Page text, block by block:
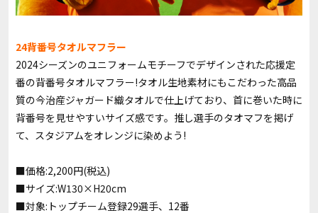
24背番号タオルマフラー
2024シーズンのユニフォームモチーフでデザインされた応援定
番の背番号タオルマフラー!タオル生地素材にもこだわった高品
質の今治産ジャガード織タオルで仕上げており、首に巻いた時に
背番号を見せやすいサイズ感です。推し選手のタオマフを掲げ
て、スタジアムをオレンジに染めよう!
■価格:2,200円(税込)
■サイズ:W130×H20cm
■対象:トップチーム登録29選手、12番